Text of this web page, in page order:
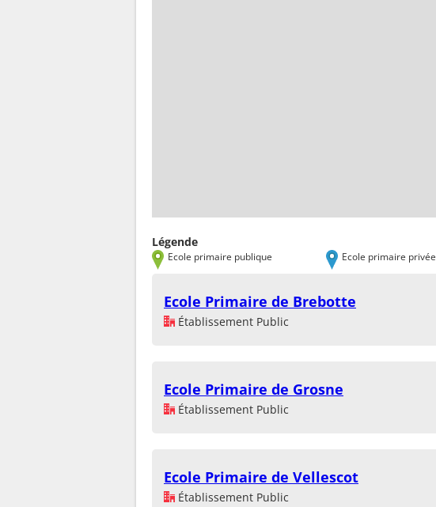
Légende
Ecole primaire publique Ecole primaire privée
Ecole Primaire de Brebotte
Établissement Public
Ecole Primaire de Grosne
Établissement Public
Ecole Primaire de Vellescot
Établissement Public